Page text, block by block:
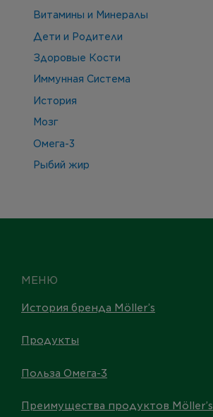
Витамины и Минералы
Дети и Родители
Здоровые Кости
Иммунная Система
История
Мозг
Омега-3
Рыбий жир
МЕНЮ
История бренда Möller’s
Продукты
Польза Омега-3
Преимущества продуктов Möller’s